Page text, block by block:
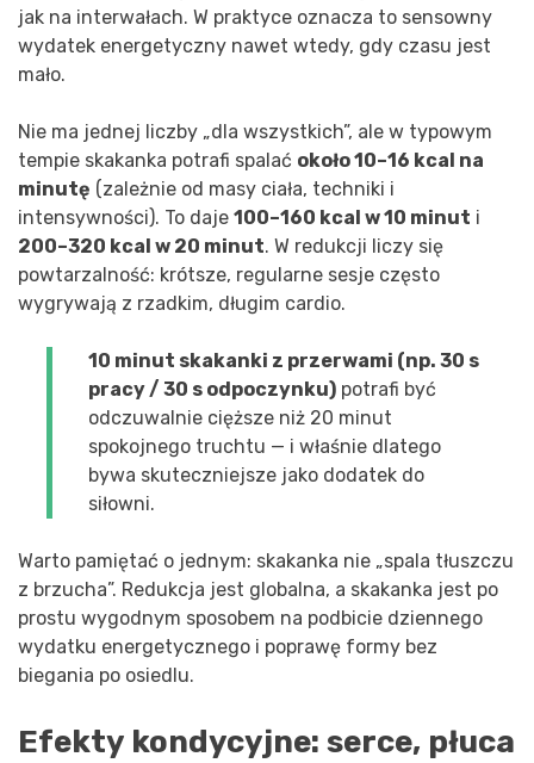
jak na interwałach. W praktyce oznacza to sensowny
wydatek energetyczny nawet wtedy, gdy czasu jest
mało.
Nie ma jednej liczby „dla wszystkich”, ale w typowym
tempie skakanka potrafi spalać około 10–16 kcal na
minutę (zależnie od masy ciała, techniki i
intensywności). To daje 100–160 kcal w 10 minut i
200–320 kcal w 20 minut. W redukcji liczy się
powtarzalność: krótsze, regularne sesje często
wygrywają z rzadkim, długim cardio.
10 minut skakanki z przerwami (np. 30 s
pracy / 30 s odpoczynku) potrafi być
odczuwalnie cięższe niż 20 minut
spokojnego truchtu — i właśnie dlatego
bywa skuteczniejsze jako dodatek do
siłowni.
Warto pamiętać o jednym: skakanka nie „spala tłuszczu
z brzucha”. Redukcja jest globalna, a skakanka jest po
prostu wygodnym sposobem na podbicie dziennego
wydatku energetycznego i poprawę formy bez
biegania po osiedlu.
Efekty kondycyjne: serce, płuca